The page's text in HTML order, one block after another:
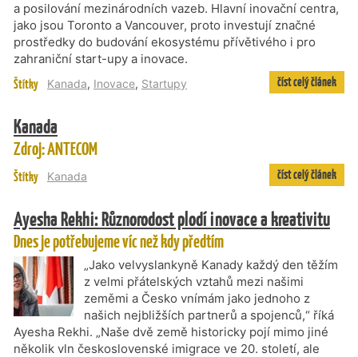
a posilování mezinárodních vazeb. Hlavní inovační centra,
jako jsou Toronto a Vancouver, proto investují značné
prostředky do budování ekosystému přívětivého i pro
zahraniční start-upy a inovace.
Štítky Kanada, Inovace, Startupy číst celý článek
Kanada
Zdroj: ANTECOM
Štítky Kanada číst celý článek
Ayesha Rekhi: Různorodost plodí inovace a kreativitu
Dnes je potřebujeme víc než kdy předtím
„Jako velvyslankyně Kanady každý den těžím
z velmi přátelských vztahů mezi našimi
zeměmi a Česko vnímám jako jednoho z
našich nejbližších partnerů a spojenců,“ říká
Ayesha Rekhi. „Naše dvě země historicky pojí mimo jiné
několik vln československé imigrace ve 20. století, ale